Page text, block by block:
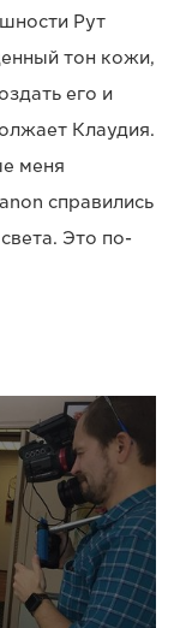
Рут
тон кожи,
его и
Клаудия.
меня
справились
Это по-